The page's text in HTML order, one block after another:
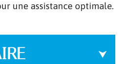
une assistance optimale.